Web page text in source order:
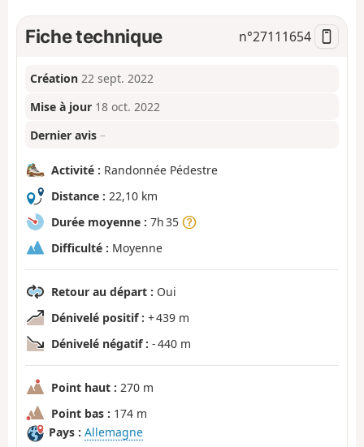
n
Fiche technique n°27111654
Création 22 sept. 2022
Mise à jour 18 oct. 2022
Dernier avis –
Activité : Randonnée Pédestre
Distance : 22,10 km
Durée moyenne : 7h 35
Difficulté : Moyenne
Retour au départ : Oui
Dénivelé positif : + 439 m
Dénivelé négatif : - 440 m
Point haut : 270 m
Point bas : 174 m
Pays : Allemagne